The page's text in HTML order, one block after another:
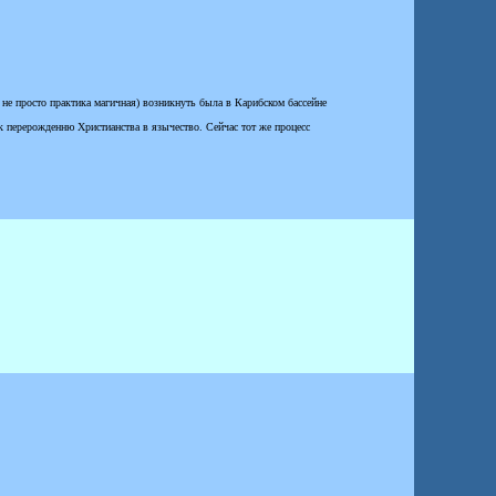
просто практика магичная) возникнуть была в Карибском бассейне
Христианства в язычество. Сейчас тот же процесс